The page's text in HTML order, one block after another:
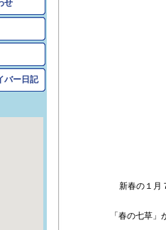
せ
バー日記
新春の１月
「春の七草